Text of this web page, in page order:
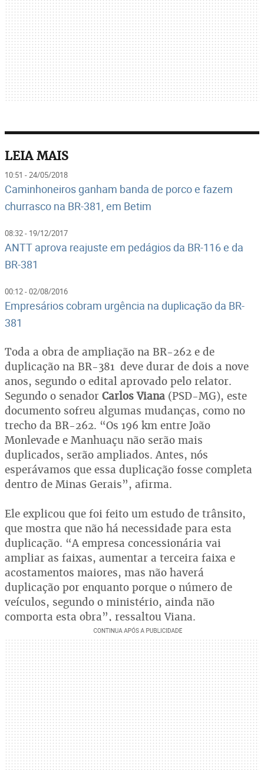
LEIA MAIS
10:51 - 24/05/2018
Caminhoneiros ganham banda de porco e fazem
churrasco na BR-381, em Betim
08:32 - 19/12/2017
ANTT aprova reajuste em pedágios da BR-116 e da
BR-381
00:12 - 02/08/2016
Empresários cobram urgência na duplicação da BR-
381
Toda a obra de ampliação na BR-262 e de
duplicação na BR-381 deve durar de dois a nove
anos, segundo o edital aprovado pelo relator.
Segundo o senador Carlos Viana (PSD-MG), este
documento sofreu algumas mudanças, como no
trecho da BR-262. “Os 196 km entre João
Monlevade e Manhuaçu não serão mais
duplicados, serão ampliados. Antes, nós
esperávamos que essa duplicação fosse completa
dentro de Minas Gerais”, afirma.
Ele explicou que foi feito um estudo de trânsito,
que mostra que não há necessidade para esta
duplicação. “A empresa concessionária vai
ampliar as faixas, aumentar a terceira faixa e
acostamentos maiores, mas não haverá
duplicação por enquanto porque o número de
veículos, segundo o ministério, ainda não
comporta esta obra”, ressaltou Viana.